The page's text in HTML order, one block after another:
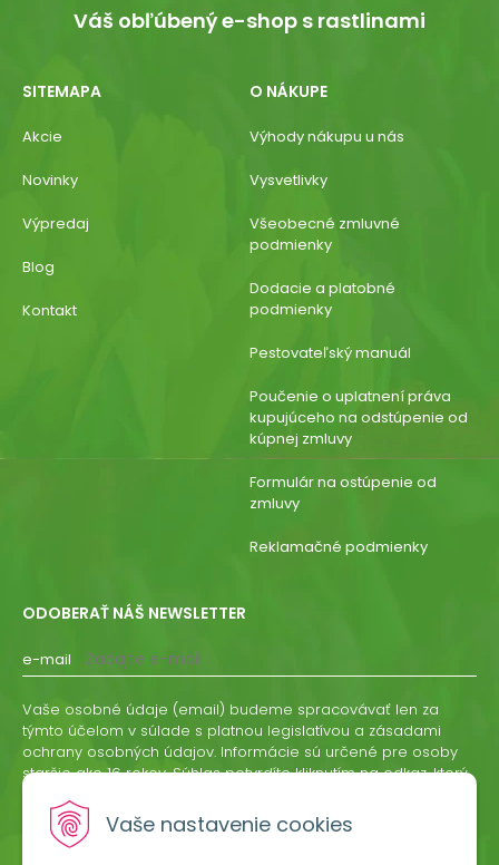
Vaše nastavenie cookies
Váš obľúbený e-shop s rastlinami
SITEMAPA
Akcie
Novinky
Výpredaj
Blog
Kontakt
O NÁKUPE
Výhody nákupu u nás
Vysvetlivky
Všeobecné zmluvné
podmienky
Dodacie a platobné
podmienky
Pestovateľský manuál
Poučenie o uplatnení práva
kupujúceho na odstúpenie od
kúpnej zmluvy
Formulár na ostúpenie od
zmluvy
Reklamačné podmienky
ODOBERAŤ NÁŠ NEWSLETTER
e-mail
Vaše osobné údaje (email) budeme spracovávať len za
týmto účelom v súlade s platnou legislatívou a zásadami
ochrany osobných údajov. Informácie sú určené pre osoby
staršie ako 16 rokov. Súhlas potvrdíte kliknutím na odkaz, ktorý
odvolať písomne, emailom alebo kliknutím na odkaz z
ktoréhokoľvek informačného emailu.